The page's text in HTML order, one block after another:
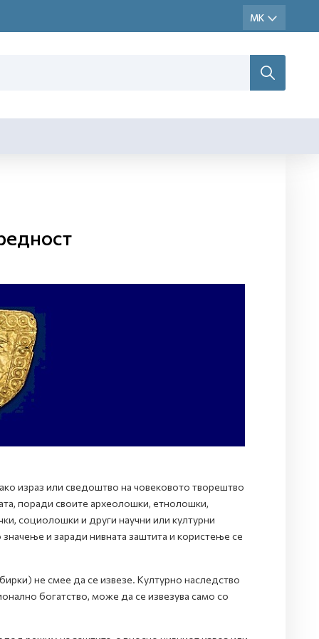
израз или сведоштво на човековото творештво
поради своите археолошки, етнолошки,
социолошки и други научни или културни
и заради нивната заштита и користење се
не смее да се извезе. Културно наследство
богатство, може да се извезува само со